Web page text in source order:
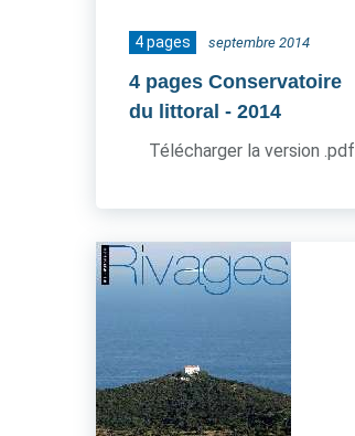
4 pages septembre 2014
4 pages Conservatoire
du littoral - 2014
Télécharger la version .pdf